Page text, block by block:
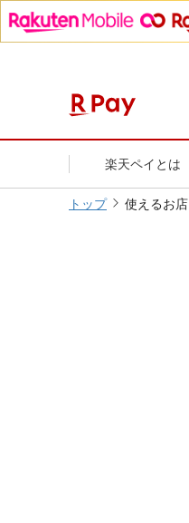
楽天ペイとは
トップ 使えるお店